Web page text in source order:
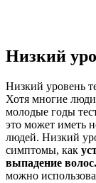
Низкий
Низкий уровень
Хотя многие
молодые годы
это может иметь
людей. Низкий
симптомы, как
выпадение волос.
можно